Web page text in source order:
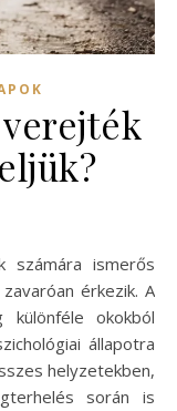
érkezik. A
okokból
állapotra
helyzetekben,
során is